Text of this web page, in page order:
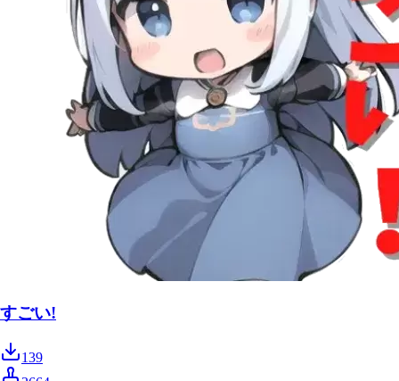
すごい!
139